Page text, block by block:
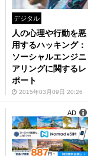
デジタル
人の心理や行動を悪
用するハッキング：
ソーシャルエンジニ
アリングに関するレ
ポート
2015年03月09日 20:26
AD